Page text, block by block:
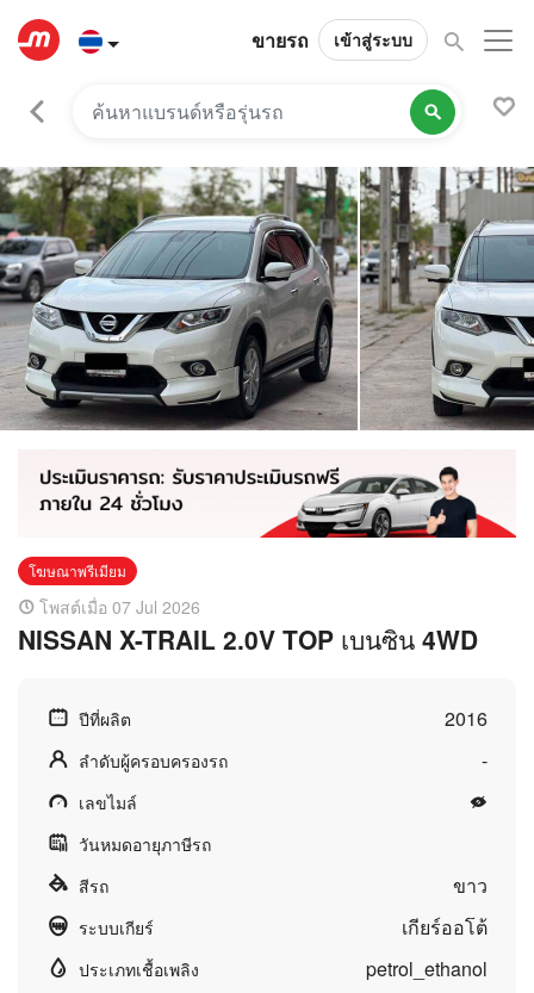
ขายรถ เข้าสู่ระบบ
โฆษณาพรีเมียม
โพสต์เมื่อ 07 Jul 2026
NISSAN X-TRAIL 2.0V TOP เบนซิน 4WD
ปีที่ผลิต 2016
ลำดับผู้ครอบครองรถ -
เลขไมล์
วันหมดอายุภาษีรถ
สีรถ
ขาว
ระบบเกียร์ เกียร์ออโต้
ประเภทเชื้อเพลิง petrol_ethanol